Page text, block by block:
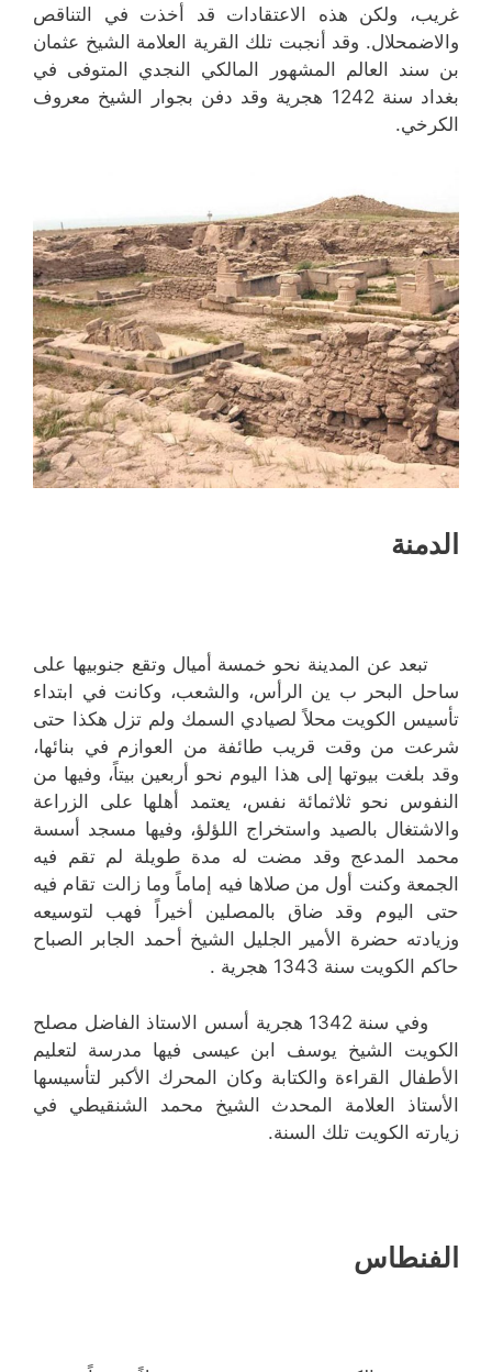
غريب، ولكن هذه الاعتقادات قد أخذت في التناقص
والاضمحلال. وقد أنجبت تلك القرية العلامة الشيخ عثمان
بن سند العالم المشهور المالكي النجدي المتوفى في
بغداد سنة 1242 هجرية وقد دفن بجوار الشيخ معروف
الكرخي.
الدمنة
تبعد عن المدينة نحو خمسة أميال وتقع جنوبيها على
ساحل البحر ب ين الرأس، والشعب، وكانت في ابتداء
تأسيس الكويت محلاً لصيادي السمك ولم تزل هكذا حتى
شرعت من وقت قريب طائفة من العوازم في بنائها،
وقد بلغت بيوتها إلى هذا اليوم نحو أربعين بيتاً، وفيها من
النفوس نحو ثلاثمائة نفس، يعتمد أهلها على الزراعة
والاشتغال بالصيد واستخراج اللؤلؤ، وفيها مسجد أسسة
محمد المدعج وقد مضت له مدة طويلة لم تقم فيه
الجمعة وكنت أول من صلاها فيه إماماً وما زالت تقام فيه
حتى اليوم وقد ضاق بالمصلين أخيراً فهب لتوسيعه
وزيادته حضرة الأمير الجليل الشيخ أحمد الجابر الصباح
حاكم الكويت سنة 1343 هجرية .
وفي سنة 1342 هجرية أسس الاستاذ الفاضل مصلح
الكويت الشيخ يوسف ابن عيسى فيها مدرسة لتعليم
الأطفال القراءة والكتابة وكان المحرك الأكبر لتأسيسها
الأستاذ العلامة المحدث الشيخ محمد الشنقيطي في
زيارته الكويت تلك السنة.
الفنطاس